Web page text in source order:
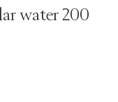
water 200